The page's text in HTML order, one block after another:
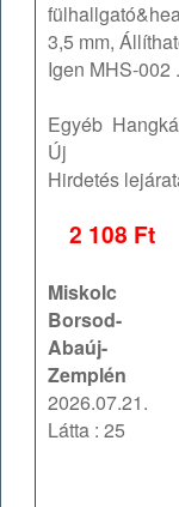
3,5 mm,
Igen MHS-002
Egyéb
Új
Hirdetés
2 108 Ft
Miskolc
Borsod-
Abaúj-
Zemplén
2026.07.21.
Látta : 25